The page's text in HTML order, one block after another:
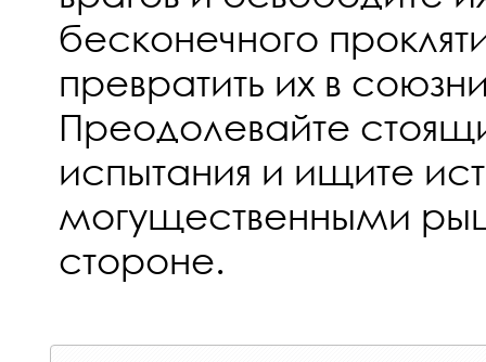
бесконечного
превратить их в
Преодолевайте
испытания и ищите
могущественными
стороне.